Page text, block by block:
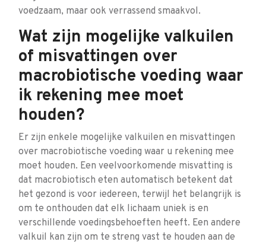
voedzaam, maar ook verrassend smaakvol.
Wat zijn mogelijke valkuilen
of misvattingen over
macrobiotische voeding waar
ik rekening mee moet
houden?
Er zijn enkele mogelijke valkuilen en misvattingen
over macrobiotische voeding waar u rekening mee
moet houden. Een veelvoorkomende misvatting is
dat macrobiotisch eten automatisch betekent dat
het gezond is voor iedereen, terwijl het belangrijk is
om te onthouden dat elk lichaam uniek is en
verschillende voedingsbehoeften heeft. Een andere
valkuil kan zijn om te streng vast te houden aan de